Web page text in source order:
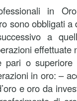
in
sono obbligati a
a
effettuate
pari o
in oro: –
e oro da